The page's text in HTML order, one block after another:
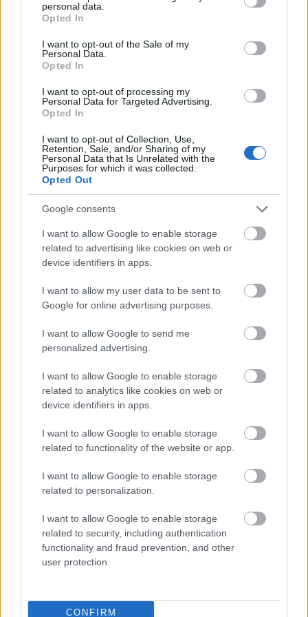
grant or deny consent to Google and its third-party tags to
use your data for below specified purposes in below Google
consent section.
personal data.
Opted In
I want to opt-out of the Sale of my
Personal Data.
Opted In
I want to opt-out of processing my
Personal Data for Targeted Advertising.
Opted In
I want to opt-out of Collection, Use,
Retention, Sale, and/or Sharing of my
Personal Data that Is Unrelated with the
Purposes for which it was collected.
Opted Out
Google consents
I want to allow Google to enable storage
related to advertising like cookies on web or
device identifiers in apps.
I want to allow my user data to be sent to
Google for online advertising purposes.
I want to allow Google to send me
personalized advertising.
I want to allow Google to enable storage
related to analytics like cookies on web or
device identifiers in apps.
I want to allow Google to enable storage
related to functionality of the website or app.
I want to allow Google to enable storage
related to personalization.
I want to allow Google to enable storage
related to security, including authentication
functionality and fraud prevention, and other
user protection.
CONFIRM
vallási közösség tagjai, hiszen mégis csak van egy
sajátos tapasztalatuk, ami nem pusztán öncélú,
hanem segíthet másoknak is a lelki
növekedésben/Istenre találásban. Szerintem az
határozza meg, hogy mennyire kiegyensúlyozott
valakinek a viszonyulása egy személyhez, vagy
annak földi maradványaihoz, hogy milyen arányban
van jelen az első ill. a második aspektus. Számomra
(és ha jól értem @Reina Nicolasa számodra is) az
ideális az a 1.asp=0 2.asp=100. Azonban a valóság
sokszor mást tükröz (és szerintem a poszt is kb erről
szólt...)
kis_csirke
16 éve
@mrcxqj: köszi, hogy írtad Elvist, én Michael Jackson
temetésén gondolkoztam ezzel kapcsolatban, de
nem mertem leírni, hogy ne dobjak még egy követ a
felkavarodott vízbe :-).
Teréz Anya halálakor egy nagyon groteszk dolog
is. Korunk profán szentje. A Szent és a "szent"
egyszerre. Diana körül irózatos médiacirkusz és
hisztéria alakult ki, háttérbe szorítva a Szent
Egy szentként ünnepelt kétes életű "sztár" (vagy mi?)
és a század egyik legnagyobb életművét hátrahagyó
szerzetesnő, még halálában is a háttérben. A Szent
és a profán.
De ennek azért elég klassz üzenete lehet a
számunkra. Mind a különböző vallási tradíciókban
létező ereklyetisztelet, mind a Szentek kultusza,
mind a profán szentek (akiknek a helyét manapság a
több, a transzcendentális utáni vágy. Ezért nem